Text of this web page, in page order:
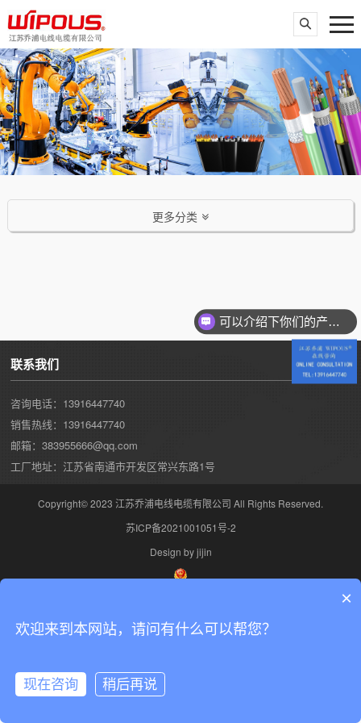
更多分类
联系我们
咨询电话：13916447740
销售热线：13916447740
邮箱：383955666@qq.com
工厂地址：江苏省南通市开发区常兴东路1号
Copyright© 2023 江苏乔浦电线电缆有限公司 All Rights Reserved.
苏ICP备2021001051号-2
Design by jijin
可以介绍下你们的产品么？
×
欢迎来到本网站，请问有什么可以帮您？
现在咨询 稍后再说